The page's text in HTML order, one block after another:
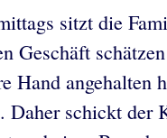
sitzt die
Geschäft
Hand
Daher schickt